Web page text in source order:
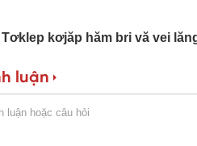
Tơklep kơjăp hăm bri vă vei
luận